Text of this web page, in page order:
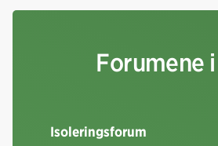
Forumene
Isoleringsforum